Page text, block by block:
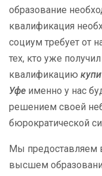
образование
квалификация
социум требует от
тех, кто уже
квалификацию
Уфе именно у нас
решением своей
бюрократической
Мы предоставляем
высшем